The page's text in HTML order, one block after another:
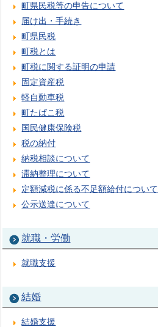
町県民税等の申告について
届け出・手続き
町県民税
町税とは
町税に関する証明の申請
固定資産税
軽自動車税
町たばこ税
国民健康保険税
税の納付
納税相談について
滞納整理について
定額減税に係る不足額給付について
公示送達について
就職・労働
就職支援
結婚
結婚支援